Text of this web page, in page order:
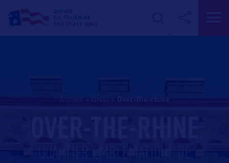
OVER-THE-RHINE
QUARTIER EMBLÉMATIQUE DE